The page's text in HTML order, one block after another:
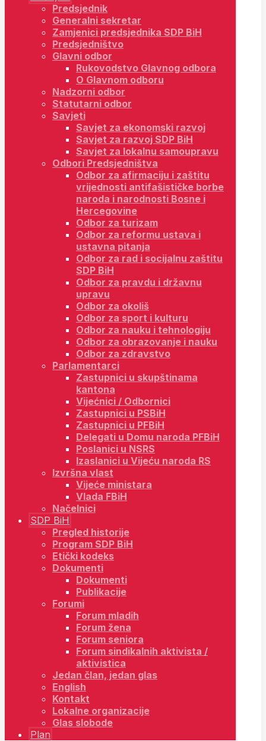
Predsjednik
Generalni sekretar
Zamjenici predsjednika SDP BiH
Predsjedništvo
Glavni odbor
Rukovodstvo Glavnog odbora
O Glavnom odboru
Nadzorni odbor
Statutarni odbor
Savjeti
Savjet za ekonomski razvoj
Savjet za razvoj SDP BiH
Savjet za lokalnu samoupravu
Odbori Predsjedništva
Odbor za afirmaciju i zaštitu
vrijednosti antifašističke borbe
naroda i narodnosti Bosne i
Hercegovine
Odbor za turizam
Odbor za reformu ustava i
ustavna pitanja
Odbor za rad i socijalnu zaštitu
SDP BiH
Odbor za pravdu i državnu
upravu
Odbor za okoliš
Odbor za sport i kulturu
Odbor za nauku i tehnologiju
Odbor za obrazovanje i nauku
Odbor za zdravstvo
Parlamentarci
Zastupnici u skupštinama
kantona
Vijećnici / Odbornici
Zastupnici u PSBiH
Zastupnici u PFBiH
Delegati u Domu naroda PFBiH
Poslanici u NSRS
Izaslanici u Vijeću naroda RS
Izvršna vlast
Vijeće ministara
Vlada FBiH
Načelnici
SDP BiH
Pregled historije
Program SDP BiH
Etički kodeks
Dokumenti
Dokumenti
Publikacije
Forumi
Forum mladih
Forum žena
Forum seniora
Forum sindikalnih aktivista /
aktivistica
Jedan član, jedan glas
English
Kontakt
Lokalne organizacije
Glas slobode
Plan